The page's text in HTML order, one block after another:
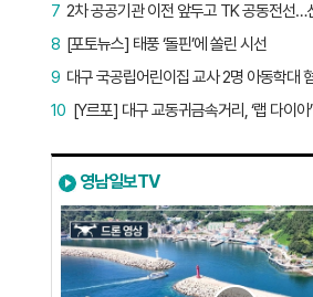
7
[포토뉴스] 태풍 ‘돌핀’에 쏠린 시선
8
대구 국공립어린이집 교사 2명 아동학대
9
10
영남일보TV